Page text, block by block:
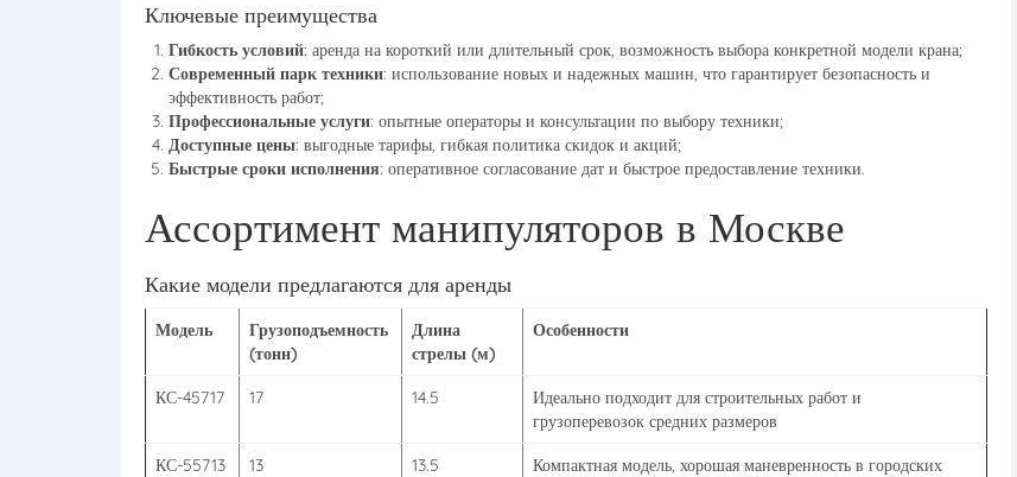
Ключевые преимущества
Гибкость условий: аренда на короткий или длительный срок, возможность выбора конкретной модели крана;
Современный парк техники: использование новых и надежных машин, что гарантирует безопасность и
эффективность работ;
Профессиональные услуги: опытные операторы и консультации по выбору техники;
Доступные цены: выгодные тарифы, гибкая политика скидок и акций;
Быстрые сроки исполнения: оперативное согласование дат и быстрое предоставление техники.
Ассортимент манипуляторов в Москве
Какие модели предлагаются для аренды
Модель
Грузоподъемность
(тонн)
Длина
стрелы (м)
Особенности
КС-45717 17 14.5
Идеально подходит для строительных работ и
грузоперевозок средних размеров
КС-55713 13 13.5
Компактная модель, хорошая маневренность в городских